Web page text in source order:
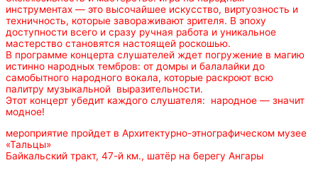
инструментах — это высочайшее искусство, виртуозность и
техничность, которые завораживают зрителя. В эпоху
доступности всего и сразу ручная работа и уникальное
мастерство становятся настоящей роскошью.
В программе концерта слушателей ждет погружение в магию
истинно народных тембров: от домры и балалайки до
самобытного народного вокала, которые раскроют всю
палитру музыкальной выразительности.
Этот концерт убедит каждого слушателя: народное — значит
модное!
мероприятие пройдет в Архитектурно-этнографическом музее
«Тальцы»
Байкальский тракт, 47-й км., шатёр на берегу Ангары